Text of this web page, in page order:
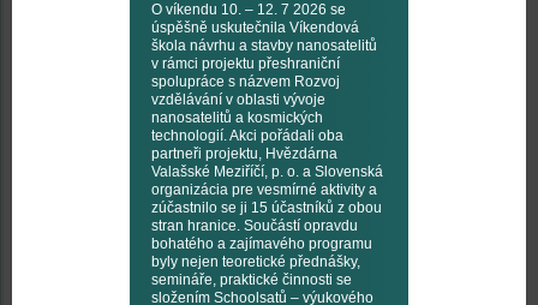
O víkendu 10. – 12. 7 2026 se
úspěšně uskutečnila Víkendová
škola návrhu a stavby nanosatelitů
v rámci projektu přeshraniční
spolupráce s názvem Rozvoj
vzdělávání v oblasti vývoje
nanosatelitů a kosmických
technologií. Akci pořádali oba
partneři projektu, Hvězdárna
Valašské Meziříčí, p. o. a Slovenská
organizácia pre vesmírné aktivity a
zúčastnilo se ji 15 účastníků z obou
stran hranice. Součástí opravdu
bohatého a zajímavého programu
byly nejen teoretické přednášky,
semináře, praktické činnosti se
složením Schoolsatů – výukového